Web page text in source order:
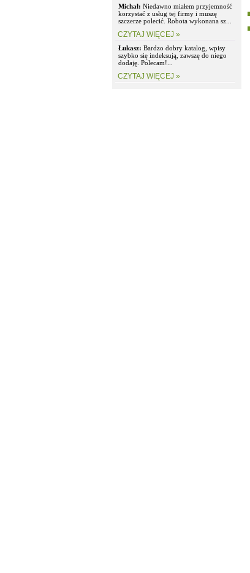
Michał: Niedawno miałem przyjemność
korzystać z usług tej firmy i muszę
szczerze polecić. Robota wykonana sz...
CZYTAJ WIĘCEJ »
Łukasz: Bardzo dobry katalog, wpisy
szybko się indeksują, zawszę do niego
dodaję. Polecam!...
CZYTAJ WIĘCEJ »